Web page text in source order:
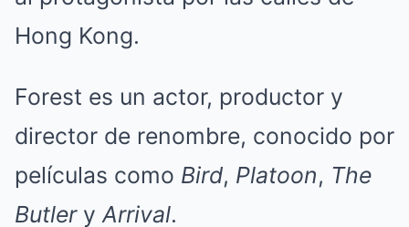
Hong Kong.
Forest es un actor, productor y
director de renombre, conocido por
películas como Bird, Platoon, The
Butlery Arrival.